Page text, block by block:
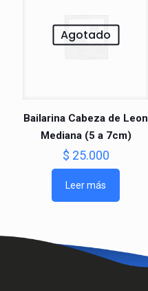
Agotado
Bailarina Cabeza de Leon
Mediana (5 a 7cm)
$ 25.000
Leer más